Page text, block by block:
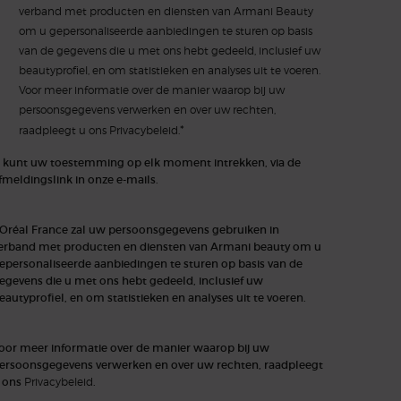
verband met producten en diensten van Armani Beauty
om u gepersonaliseerde aanbiedingen te sturen op basis
van de gegevens die u met ons hebt gedeeld, inclusief uw
beautyprofiel, en om statistieken en analyses uit te voeren.
Voor meer informatie over de manier waarop bij uw
persoonsgegevens verwerken en over uw rechten,
raadpleegt u ons Privacybeleid. *
kunt uw toestemming op elk moment intrekken, via de
in onze e-mails.
France zal uw persoonsgegevens gebruiken in
met producten en diensten van Armani beauty om u
aanbiedingen te sturen op basis van de
die u met ons hebt gedeeld, inclusief uw
en om statistieken en analyses uit te voeren.
meer informatie over de manier waarop bij uw
verwerken en over uw rechten, raadpleegt
ons Privacybeleid